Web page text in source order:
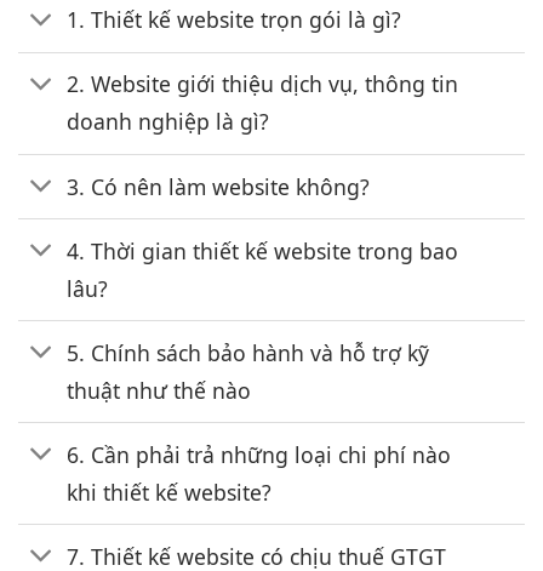
1. Thiết kế website trọn gói là gì?
2. Website giới thiệu dịch vụ, thông tin
doanh nghiệp là gì?
3. Có nên làm website không?
4. Thời gian thiết kế website trong bao
lâu?
5. Chính sách bảo hành và hỗ trợ kỹ
thuật như thế nào
6. Cần phải trả những loại chi phí nào
khi thiết kế website?
7. Thiết kế website có chịu thuế GTGT